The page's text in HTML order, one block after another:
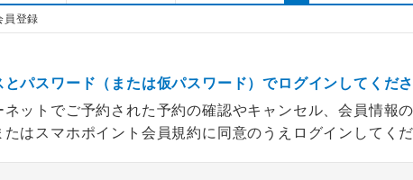
員登録
パスワード（または仮パスワード）でログインしてくだ
ットでご予約された予約の確認やキャンセル、会員情報
はスマホポイント会員規約に同意のうえログインしてくだ